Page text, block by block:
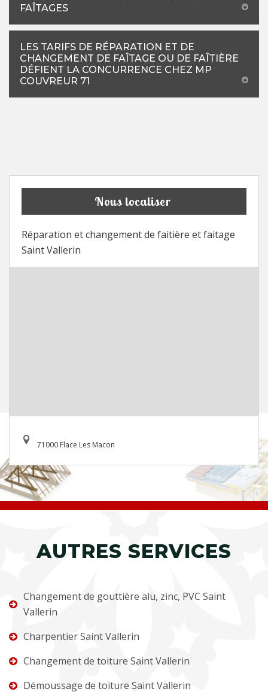
FAÎTAGES
LES TARIFS DE RÉPARATION ET DE
CHANGEMENT DE FAÎTAGE OU DE FAÎTIÈRE
DÉFIENT LA CONCURRENCE CHEZ MP
COUVREUR 71
Nous localiser
Réparation et changement de faitière et faitage
Saint Vallerin
71000 Flace Les Macon
AUTRES SERVICES
Changement de gouttière alu, zinc, PVC Saint
Vallerin
Charpentier Saint Vallerin
Changement de toiture Saint Vallerin
Démoussage de toiture Saint Vallerin